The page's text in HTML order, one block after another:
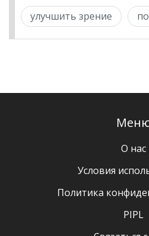
улучшить зрение
О нас
Условия
Политика
PIPL